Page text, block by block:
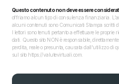
Questo contenuto non deve essere
offriamo alcun tipo di consulenza finanziaria.
alcuni contenuti sono Comunicati Stampa scritti
I lettori sono tenuti pertanto a effettuare le proprie
dati. Questo sito NON è responsabile,
perdita, reale o presunta, causata dall'utilizzo di
sul sito https://valutevirtuali.com.